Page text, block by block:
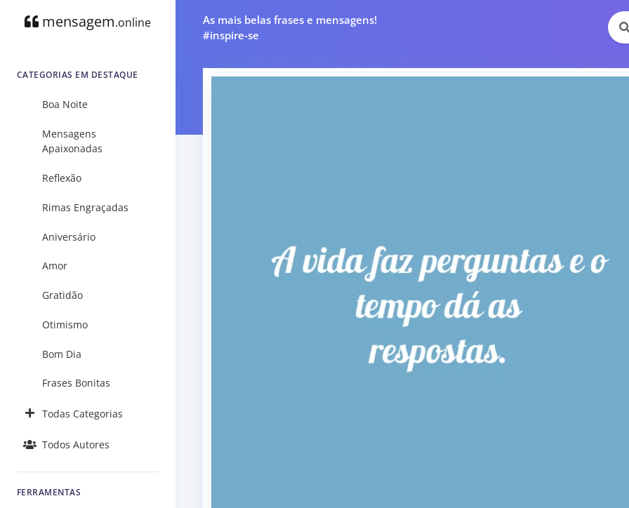
mensagem.online
CATEGORIAS EM DESTAQUE
Boa Noite
Mensagens
Apaixonadas
Reflexão
Rimas Engraçadas
Aniversário
Amor
Gratidão
Otimismo
Bom Dia
Frases Bonitas
Todas Categorias
Todos Autores
FERRAMENTAS
As mais belas frases e mensagens!
#inspire-se